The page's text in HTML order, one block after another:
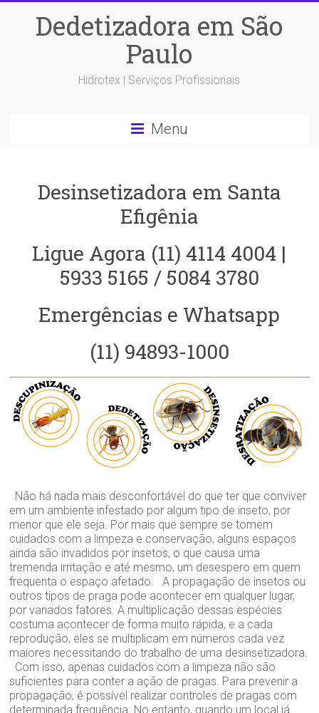
Dedetizadora em São
Paulo
Hidrotex | Serviços Profissionais
Menu
Desinsetizadora em Santa
Efigênia
Ligue Agora (11) 4114 4004 |
5933 5165 / 5084 3780
Emergências e Whatsapp
(11) 94893-1000
Não há nada mais desconfortável do que ter que conviver
em um ambiente infestado por algum tipo de inseto, por
menor que ele seja. Por mais que sempre se tomem
cuidados com a limpeza e conservação, alguns espaços
ainda são invadidos por insetos, o que causa uma
tremenda irritação e até mesmo, um desespero em quem
frequenta o espaço afetado. A propagação de insetos ou
outros tipos de praga pode acontecer em qualquer lugar,
por variados fatores. A multiplicação dessas espécies
costuma acontecer de forma muito rápida, e a cada
reprodução, eles se multiplicam em números cada vez
maiores necessitando do trabalho de uma desinsetizadora.
Com isso, apenas cuidados com a limpeza não são
suficientes para conter a ação de pragas. Para prevenir a
propagação, é possível realizar controles de pragas com
determinada frequência. No entanto, quando um local já